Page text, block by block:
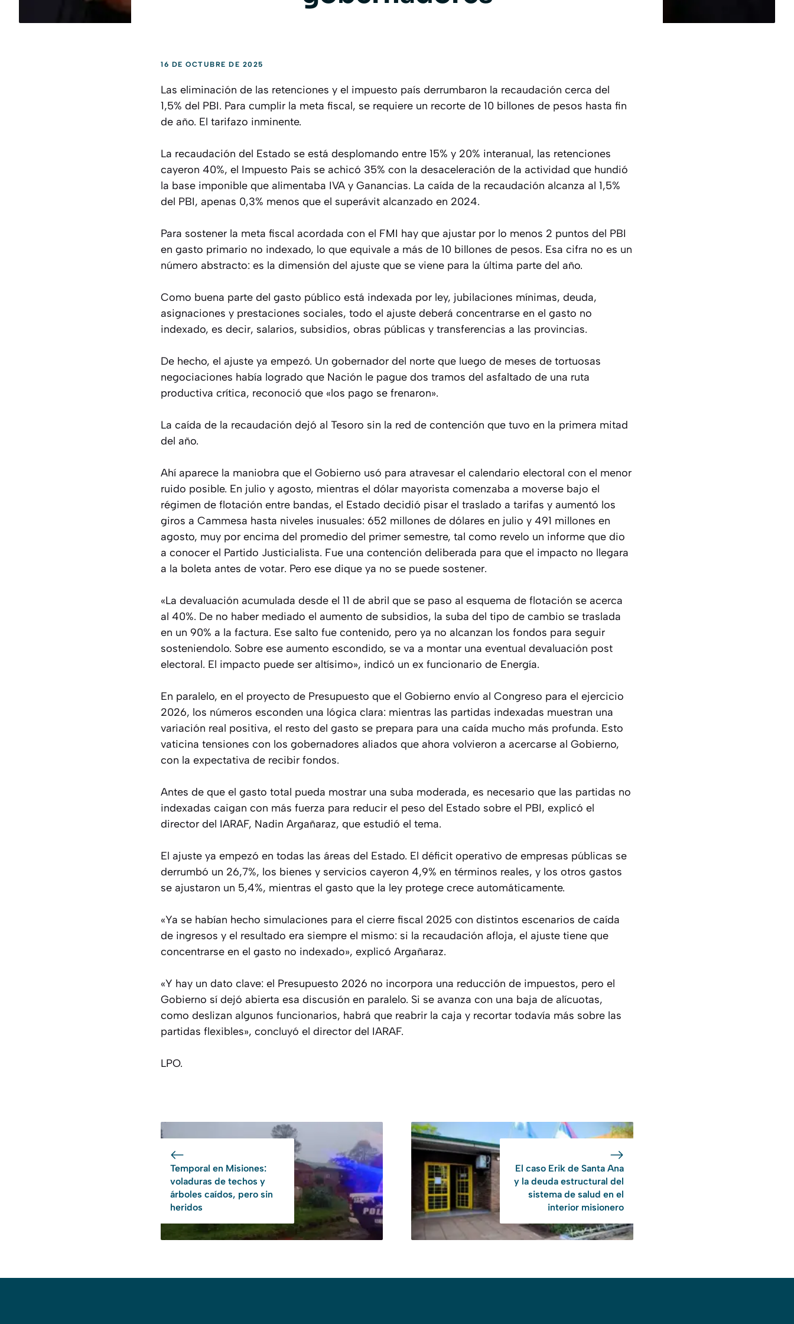
16 DE OCTUBRE DE 2025
Las eliminación de las retenciones y el impuesto país derrumbaron la recaudación cerca del
1,5% del PBI. Para cumplir la meta fiscal, se requiere un recorte de 10 billones de pesos hasta fin
de año. El tarifazo inminente.
La recaudación del Estado se está desplomando entre 15% y 20% interanual, las retenciones
cayeron 40%, el Impuesto Pais se achicó 35% con la desaceleración de la actividad que hundió
la base imponible que alimentaba IVA y Ganancias. La caída de la recaudación alcanza al 1,5%
del PBI, apenas 0,3% menos que el superávit alcanzado en 2024.
Para sostener la meta fiscal acordada con el FMI hay que ajustar por lo menos 2 puntos del PBI
en gasto primario no indexado, lo que equivale a más de 10 billones de pesos. Esa cifra no es un
número abstracto: es la dimensión del ajuste que se viene para la última parte del año.
Como buena parte del gasto público está indexada por ley, jubilaciones mínimas, deuda,
asignaciones y prestaciones sociales, todo el ajuste deberá concentrarse en el gasto no
indexado, es decir, salarios, subsidios, obras públicas y transferencias a las provincias.
De hecho, el ajuste ya empezó. Un gobernador del norte que luego de meses de tortuosas
negociaciones había logrado que Nación le pague dos tramos del asfaltado de una ruta
productiva crítica, reconoció que «los pago se frenaron».
La caída de la recaudación dejó al Tesoro sin la red de contención que tuvo en la primera mitad
del año.
Ahí aparece la maniobra que el Gobierno usó para atravesar el calendario electoral con el menor
ruido posible. En julio y agosto, mientras el dólar mayorista comenzaba a moverse bajo el
régimen de flotación entre bandas, el Estado decidió pisar el traslado a tarifas y aumentó los
giros a Cammesa hasta niveles inusuales: 652 millones de dólares en julio y 491 millones en
agosto, muy por encima del promedio del primer semestre, tal como revelo un informe que dio
a conocer el Partido Justicialista. Fue una contención deliberada para que el impacto no llegara
a la boleta antes de votar. Pero ese dique ya no se puede sostener.
«La devaluación acumulada desde el 11 de abril que se paso al esquema de flotación se acerca
al 40%. De no haber mediado el aumento de subsidios, la suba del tipo de cambio se traslada
en un 90% a la factura. Ese salto fue contenido, pero ya no alcanzan los fondos para seguir
sosteniendolo. Sobre ese aumento escondido, se va a montar una eventual devaluación post
electoral. El impacto puede ser altísimo», indicó un ex funcionario de Energía.
En paralelo, en el proyecto de Presupuesto que el Gobierno envío al Congreso para el ejercicio
2026, los números esconden una lógica clara: mientras las partidas indexadas muestran una
variación real positiva, el resto del gasto se prepara para una caída mucho más profunda. Esto
vaticina tensiones con los gobernadores aliados que ahora volvieron a acercarse al Gobierno,
con la expectativa de recibir fondos.
Antes de que el gasto total pueda mostrar una suba moderada, es necesario que las partidas no
indexadas caigan con más fuerza para reducir el peso del Estado sobre el PBI, explicó el
director del IARAF, Nadin Argañaraz, que estudió el tema.
El ajuste ya empezó en todas las áreas del Estado. El déficit operativo de empresas públicas se
derrumbó un 26,7%, los bienes y servicios cayeron 4,9% en términos reales, y los otros gastos
se ajustaron un 5,4%, mientras el gasto que la ley protege crece automáticamente.
«Ya se habían hecho simulaciones para el cierre fiscal 2025 con distintos escenarios de caída
de ingresos y el resultado era siempre el mismo: si la recaudación afloja, el ajuste tiene que
concentrarse en el gasto no indexado», explicó Argañaraz.
«Y hay un dato clave: el Presupuesto 2026 no incorpora una reducción de impuestos, pero el
Gobierno sí dejó abierta esa discusión en paralelo. Si se avanza con una baja de alícuotas,
como deslizan algunos funcionarios, habrá que reabrir la caja y recortar todavía más sobre las
partidas flexibles», concluyó el director del IARAF.
LPO.
Temporal en Misiones:
voladuras de techos y
árboles caídos, pero sin
heridos
El caso Erik de Santa Ana
y la deuda estructural del
sistema de salud en el
interior misionero